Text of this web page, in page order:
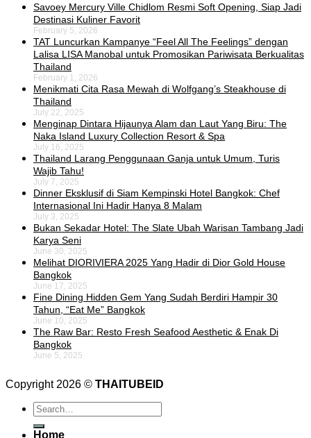
Savoey Mercury Ville Chidlom Resmi Soft Opening, Siap Jadi
Destinasi Kuliner Favorit
February 5, 2026
TAT Luncurkan Kampanye “Feel All The Feelings” dengan
Lalisa LISA Manobal untuk Promosikan Pariwisata Berkualitas
Thailand
February 1, 2026
Menikmati Cita Rasa Mewah di Wolfgang’s Steakhouse di
Thailand
July 22, 2025
Menginap Dintara Hijaunya Alam dan Laut Yang Biru: The
Naka Island Luxury Collection Resort & Spa
July 16, 2025
Thailand Larang Penggunaan Ganja untuk Umum, Turis
Wajib Tahu!
July 7, 2025
Dinner Eksklusif di Siam Kempinski Hotel Bangkok: Chef
Internasional Ini Hadir Hanya 8 Malam
July 3, 2025
Bukan Sekadar Hotel: The Slate Ubah Warisan Tambang Jadi
Karya Seni
June 30, 2025
Melihat DIORIVIERA 2025 Yang Hadir di Dior Gold House
Bangkok
June 17, 2025
Fine Dining Hidden Gem Yang Sudah Berdiri Hampir 30
Tahun, “Eat Me” Bangkok
June 10, 2025
The Raw Bar: Resto Fresh Seafood Aesthetic & Enak Di
Bangkok
June 5, 2025
Copyright 2026 © THAITUBEID
Home